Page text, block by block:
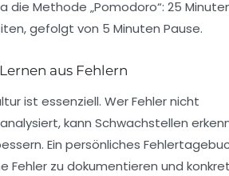
die Methode „Pomodoro“: 25
gefolgt von 5 Minuten Pause.
aus Fehlern
ist essenziell. Wer Fehler nicht
kann Schwachstellen
Ein persönliches
Fehler zu dokumentieren und